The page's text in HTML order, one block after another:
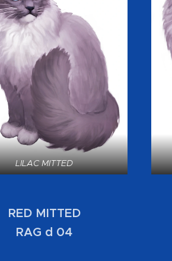
LILAC MITTED
RED MITTED
RAG d 04